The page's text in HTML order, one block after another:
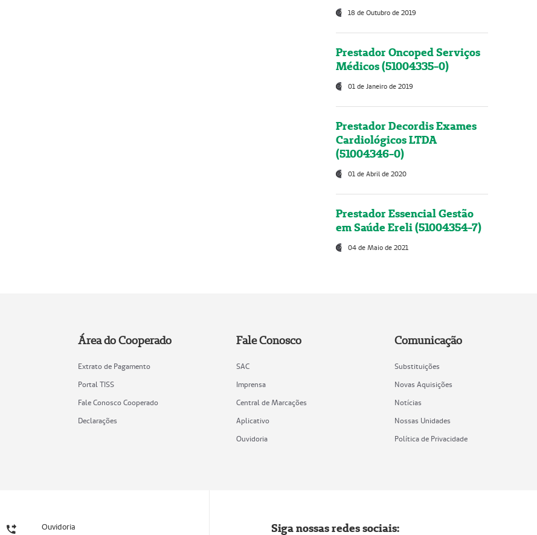
18 de Outubro de 2019
Prestador Oncoped Serviços
Médicos (51004335-0)
01 de Janeiro de 2019
Prestador Decordis Exames
Cardiológicos LTDA
(51004346-0)
01 de Abril de 2020
Prestador Essencial Gestão
em Saúde Ereli (51004354-7)
04 de Maio de 2021
Área do Cooperado
Extrato de Pagamento
Portal TISS
Fale Conosco Cooperado
Declarações
Fale Conosco
SAC
Imprensa
Central de Marcações
Aplicativo
Ouvidoria
Comunicação
Substituições
Novas Aquisições
Notícias
Nossas Unidades
Política de Privacidade
Ouvidoria Siga nossas redes sociais: